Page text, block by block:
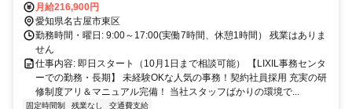
通り駅より徒歩5分 地下鉄東山線・名城線 栄駅より徒歩10分 地下
鉄東山線 栄町駅より 徒歩7分 名鉄瀬戸線 栄町駅より 徒歩7分
※栄エリアからも徒歩圏内です！
月給216,900円
愛知県名古屋市東区
勤務時間・曜日: 9:00～17:00(実働7時間、休憩1時間） 残業はありま
せん
仕事内容: 即日スタート（10月1日まで相談可能） 【LIXIL事務センタ
ーでの勤務・長期】 未経験OKな人気の事務！契約社員採用 充実の研
修制度アリ＆マニュアル完備！ 当社スタッフばかりの環境で...
固定時間制 残業なし 交通費支給